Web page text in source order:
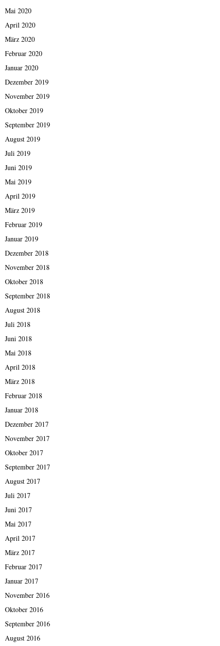
Mai 2020
April 2020
März 2020
Februar 2020
Januar 2020
Dezember 2019
November 2019
Oktober 2019
September 2019
August 2019
Juli 2019
Juni 2019
Mai 2019
April 2019
März 2019
Februar 2019
Januar 2019
Dezember 2018
November 2018
Oktober 2018
September 2018
August 2018
Juli 2018
Juni 2018
Mai 2018
April 2018
März 2018
Februar 2018
Januar 2018
Dezember 2017
November 2017
Oktober 2017
September 2017
August 2017
Juli 2017
Juni 2017
Mai 2017
April 2017
März 2017
Februar 2017
Januar 2017
November 2016
Oktober 2016
September 2016
August 2016